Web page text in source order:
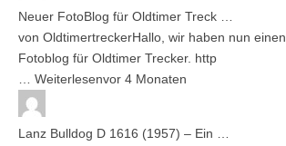
Neuer FotoBlog für Oldtimer Treck …
von OldtimertreckerHallo, wir haben nun einen
Fotoblog für Oldtimer Trecker. http
Weiterlesenvor 4 Monaten
Lanz Bulldog D 1616 (1957) – Ein …